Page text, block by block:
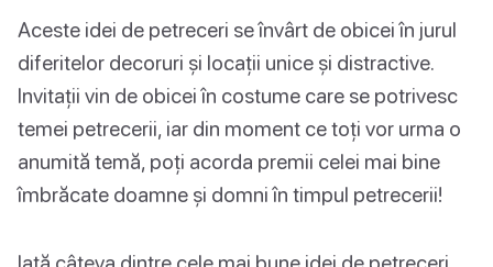
Aceste idei de petreceri se învârt de obicei în jurul
diferitelor decoruri și locații unice și distractive.
Invitații vin de obicei în costume care se potrivesc
temei petrecerii, iar din moment ce toți vor urma o
anumită temă, poți acorda premii celei mai bine
îmbrăcate doamne și domni în timpul petrecerii!